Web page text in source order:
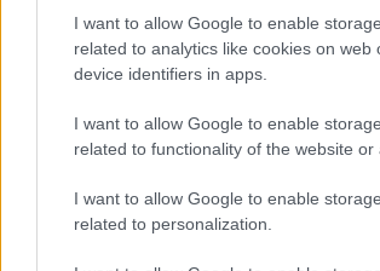
I want to allow Google to enable storage
related to analytics like cookies on web
device identifiers in apps.
I want to allow Google to enable storage
related to functionality of the website or
I want to allow Google to enable storage
related to personalization.
szolgáltatást használt, hogy megvédje a